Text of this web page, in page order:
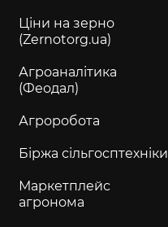
Ціни на зерно
(Zernotorg.ua)
Агроаналітика
(Феодал)
Агроробота
Біржа сільгосптехніки
Маркетплейс
агронома